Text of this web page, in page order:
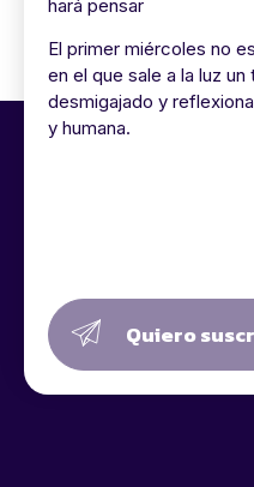
hará pensar
El primer miércoles no
en el que sale a la luz
desmigajado y
y humana.
Quiero